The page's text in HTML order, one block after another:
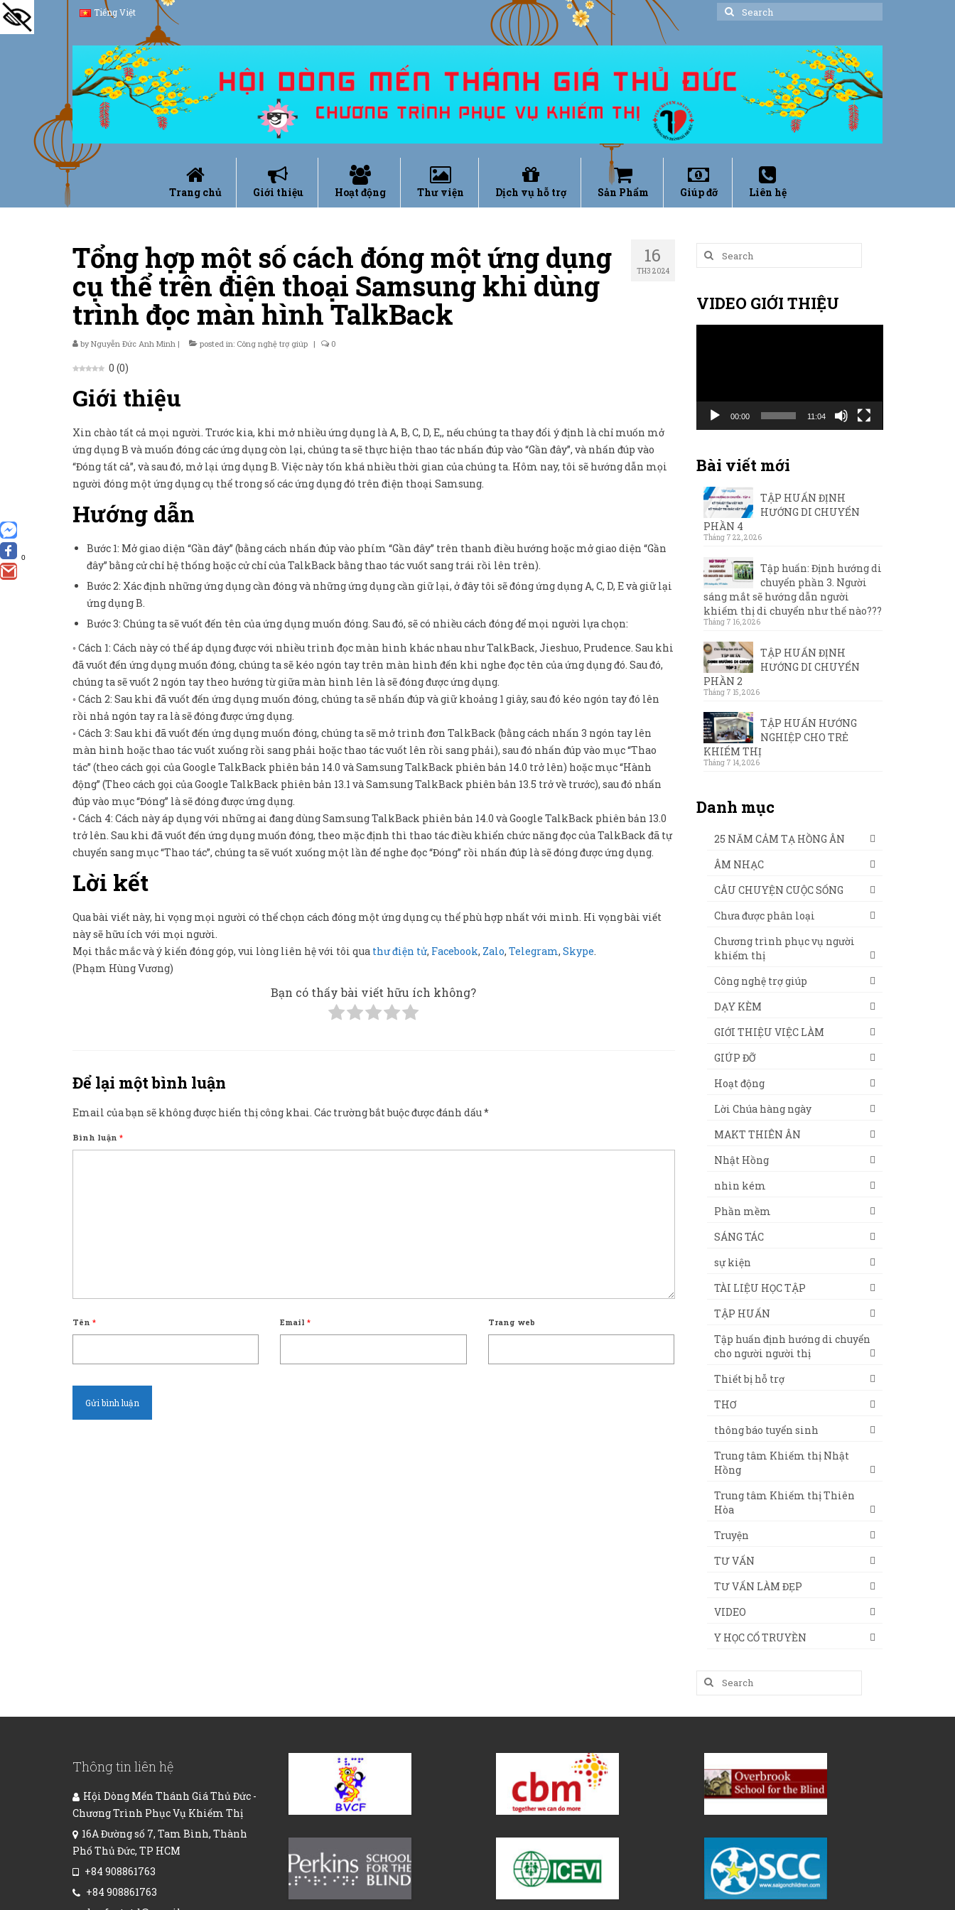
0
Tiếng Việt
Search
Trang chủ Giới thiệu Hoạt động Thư viện Dịch vụ hỗ trợ Sản Phẩm Giúp đỡ Liên hệ
16
TH3 2024
Tổng hợp một số cách đóng một ứng dụng
cụ thể trên điện thoại Samsung khi dùng
trình đọc màn hình TalkBack
byNguyễn Đức Anh Minh | posted in: Công nghệ trợ giúp | 0
0 (0)
Giới thiệu
Xin chào tất cả mọi người. Trước kia, khi mở nhiều ứng dụng là A, B, C, D, E,, nếu chúng ta thay đổi ý định là chỉ muốn mở
ứng dụng B và muốn đóng các ứng dụng còn lại, chúng ta sẽ thực hiện thao tác nhấn đúp vào “Gần đây”, và nhấn đúp vào
“Đóng tất cả”, và sau đó, mở lại ứng dụng B. Việc này tốn khá nhiều thời gian của chúng ta. Hôm nay, tôi sẽ hướng dẫn mọi
người đóng một ứng dụng cụ thể trong số các ứng dụng đó trên điện thoại Samsung.
Hướng dẫn
Bước 1: Mở giao diện “Gần đây” (bằng cách nhấn đúp vào phím “Gần đây” trên thanh điều hướng hoặc mở giao diện “Gần
đây” bằng cử chỉ hệ thống hoặc cử chỉ của TalkBack bằng thao tác vuốt sang trái rồi lên trên).
Bước 2: Xác định những ứng dụng cần đóng và những ứng dụng cần giữ lại, ở đây tôi sẽ đóng ứng dụng A, C, D, E và giữ lại
ứng dụng B.
Bước 3: Chúng ta sẽ vuốt đến tên của ứng dụng muốn đóng. Sau đó, sẽ có nhiều cách đóng để mọi người lựa chọn:
◦ Cách 1: Cách này có thể áp dụng được với nhiều trình đọc màn hình khác nhau như TalkBack, Jieshuo, Prudence. Sau khi
đã vuốt đến ứng dụng muốn đóng, chúng ta sẽ kéo ngón tay trên màn hình đến khi nghe đọc tên của ứng dụng đó. Sau đó,
chúng ta sẽ vuốt 2 ngón tay theo hướng từ giữa màn hình lên là sẽ đóng được ứng dụng.
◦ Cách 2: Sau khi đã vuốt đến ứng dụng muốn đóng, chúng ta sẽ nhấn đúp và giữ khoảng 1 giây, sau đó kéo ngón tay đó lên
rồi nhả ngón tay ra là sẽ đóng được ứng dụng.
◦ Cách 3: Sau khi đã vuốt đến ứng dụng muốn đóng, chúng ta sẽ mở trình đơn TalkBack (bằng cách nhấn 3 ngón tay lên
màn hình hoặc thao tác vuốt xuống rồi sang phải hoặc thao tác vuốt lên rồi sang phải), sau đó nhấn đúp vào mục “Thao
tác” (theo cách gọi của Google TalkBack phiên bản 14.0 và Samsung TalkBack phiên bản 14.0 trở lên) hoặc mục “Hành
động” (Theo cách gọi của Google TalkBack phiên bản 13.1 và Samsung TalkBack phiên bản 13.5 trở về trước), sau đó nhấn
đúp vào mục “Đóng” là sẽ đóng được ứng dụng.
◦ Cách 4: Cách này áp dụng với những ai đang dùng Samsung TalkBack phiên bản 14.0 và Google TalkBack phiên bản 13.0
trở lên. Sau khi đã vuốt đến ứng dụng muốn đóng, theo mặc định thì thao tác điều khiển chức năng đọc của TalkBack đã tự
chuyển sang mục “Thao tác”, chúng ta sẽ vuốt xuống một lần để nghe đọc “Đóng” rồi nhấn đúp là sẽ đóng được ứng dụng.
Lời kết
Qua bài viết này, hi vọng mọi người có thể chọn cách đóng một ứng dụng cụ thể phù hợp nhất với mình. Hi vọng bài viết
này sẽ hữu ích với mọi người.
Mọi thắc mắc và ý kiến đóng góp, vui lòng liên hệ với tôi qua thư điện tử, Facebook, Zalo, Telegram, Skype.
(Phạm Hùng Vương)
Bạn có thấy bài viết hữu ích không?
Để lại một bình luận
Email của bạn sẽ không được hiển thị công khai. Các trường bắt buộc được đánh dấu*
Bình luận *
Tên * Email* Trang web
Search
for:
VIDEO GIỚI THIỆU
00:00 11:04
Bài viết mới
TẬP HUẤN ĐỊNH
HƯỚNG DI CHUYỂN
PHẦN 4
Tháng 7 22, 2026
Tập huấn: Định hướng di
chuyển phần 3. Người
sáng mắt sẽ hướng dẫn người
khiếm thị di chuyển như thế nào???
Tháng 7 16, 2026
TẬP HUẤN ĐỊNH
HƯỚNG DI CHUYỂN
PHẦN 2
Tháng 7 15, 2026
TẬP HUẤN HƯỚNG
NGHIỆP CHO TRẺ
KHIẾM THỊ
Tháng 7 14, 2026
Danh mục
25 NĂM CẢM TẠ HỒNG ÂN
ÂM NHẠC
CÂU CHUYỆN CUỘC SỐNG
Chưa được phân loại
Chương trình phục vụ người
khiếm thị
Công nghệ trợ giúp
DẠY KÈM
GIỚI THIỆU VIỆC LÀM
GIÚP ĐỠ
Hoạt động
Lời Chúa hàng ngày
MAKT THIÊN ÂN
Nhật Hồng
nhìn kém
Phần mềm
SÁNG TÁC
sự kiện
TÀI LIỆU HỌC TẬP
TẬP HUẤN
Tập huấn định hướng di chuyển
cho người người thị
Thiết bị hỗ trợ
THƠ
thông báo tuyển sinh
Trung tâm Khiếm thị Nhật
Hồng
Trung tâm Khiếm thị Thiên
Hòa
Truyện
TƯ VẤN
TƯ VẤN LÀM ĐẸP
VIDEO
Y HỌC CỔ TRUYỀN
Search
for:
Thông tin liên hệ
Hội Dòng Mến Thánh Giá Thủ Đức -
Chương Trình Phục Vụ Khiếm Thị
16A Đường số 7, Tam Bình, Thành
Phố Thủ Đức, TP HCM
+84 908861763
+84 908861763